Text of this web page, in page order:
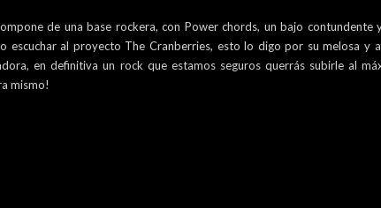
de una base rockera, con Power chords, un bajo contundente
escuchar al proyecto The Cranberries, esto lo digo por su melosa y
en definitiva un rock que estamos seguros querrás subirle al
mismo!